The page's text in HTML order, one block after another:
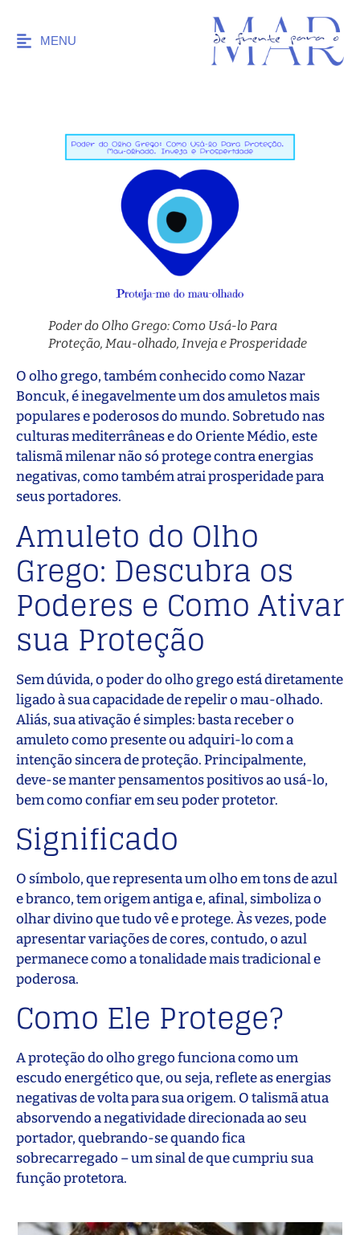
MENU
Poder do Olho Grego: Como Usá-lo Para
Proteção, Mau-olhado, Inveja e Prosperidade
O olho grego, também conhecido como Nazar
Boncuk, é inegavelmente um dos amuletos mais
populares e poderosos do mundo. Sobretudo nas
culturas mediterrâneas e do Oriente Médio, este
talismã milenar não só protege contra energias
negativas, como também atrai prosperidade para
seus portadores.
Amuleto do Olho
Grego: Descubra os
Poderes e Como Ativar
sua Proteção
Sem dúvida, o poder do olho grego está diretamente
ligado à sua capacidade de repelir o mau-olhado.
Aliás, sua ativação é simples: basta receber o
amuleto como presente ou adquiri-lo com a
intenção sincera de proteção. Principalmente,
deve-se manter pensamentos positivos ao usá-lo,
bem como confiar em seu poder protetor.
Significado
O símbolo, que representa um olho em tons de azul
e branco, tem origem antiga e, afinal, simboliza o
olhar divino que tudo vê e protege. Às vezes, pode
apresentar variações de cores, contudo, o azul
permanece como a tonalidade mais tradicional e
poderosa.
Como Ele Protege?
A proteção do olho grego funciona como um
escudo energético que, ou seja, reflete as energias
negativas de volta para sua origem. O talismã atua
absorvendo a negatividade direcionada ao seu
portador, quebrando-se quando fica
sobrecarregado – um sinal de que cumpriu sua
função protetora.